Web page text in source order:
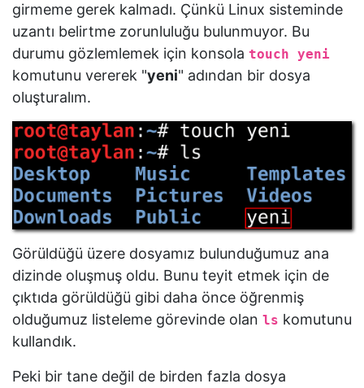
tee
cmp
grep
find
xargs
cp
mv
girmeme gerek kalmadı. Çünkü Linux sisteminde
uzantı belirtme zorunluluğu bulunmuyor. Bu
durumu gözlemlemek için konsola touch yeni
komutunu vererek "yeni" adından bir dosya
oluşturalım.
Görüldüğü üzere dosyamız bulunduğumuz ana
dizinde oluşmuş oldu. Bunu teyit etmek için de
çıktıda görüldüğü gibi daha önce öğrenmiş
olduğumuz listeleme görevinde olan ls komutunu
kullandık.
Peki bir tane değil de birden fazla dosya